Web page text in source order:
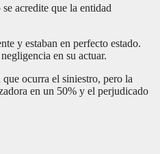
acredite que la entidad
y estaban en perfecto estado.
en su actuar.
ocurra el siniestro, pero la
en un 50% y el perjudicado